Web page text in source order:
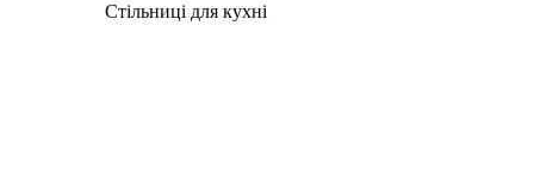
Стільниці для кухні